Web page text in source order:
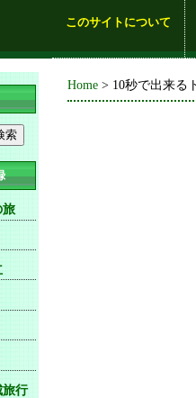
このサイトについて
Home > 10秒で出来る
旅
旅行